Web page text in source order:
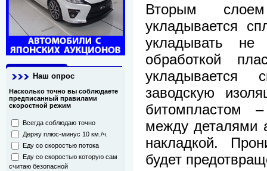
Наш опрос
Насколько точно вы соблюдаете
предписанный правилами
скоростной режим
Всегда соблюдаю точно
Держу плюс-минус 10 км./ч.
Еду со скоростью потока
Еду со скоростью которую сам
считаю безопасной
Вторым
укладывается
укладывать
обработкой
заводскую
битомпластом
между деталями
накладкой.
будет